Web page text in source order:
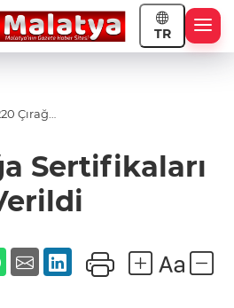
TR
Çırağa
Sertifikaları